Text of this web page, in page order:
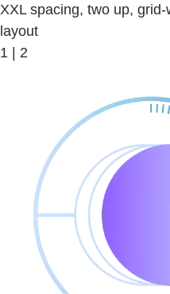
XXL spacing, two up,
layout
1 | 2